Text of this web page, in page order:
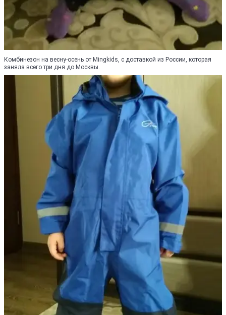
Комбинезон на весну-осень от Mingkids, с доставкой из России, которая
заняла всего три дня до Москвы.